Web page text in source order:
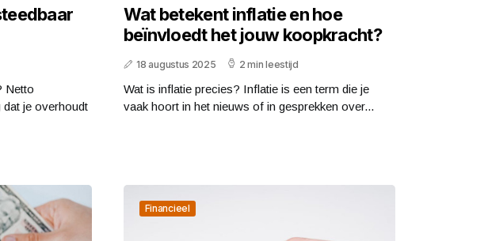
Netto
dat je overhoudt
Wat betekent inflatie en hoe
beïnvloedt het jouw koopkracht?
18 augustus 2025 2 min leestijd
Wat is inflatie precies? Inflatie is een term die je
vaak hoort in het nieuws of in gesprekken over...
Financieel